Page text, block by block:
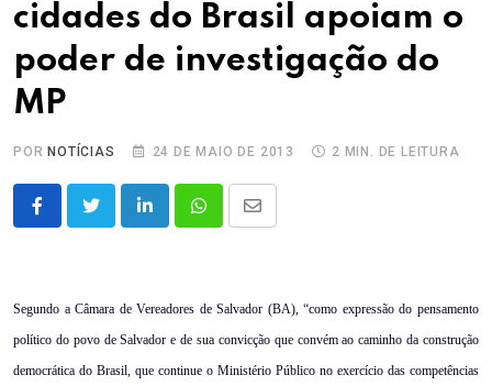
cidades do Brasil apoiam o
poder de investigação do
MP
POR NOTÍCIAS 24 DE MAIO DE 2013 2 MIN. DE LEITURA
LinkedInWhatsappShare
Segundo a Câmara de Vereadores de Salvador (BA), “como expressão do pensamento
político do povo de Salvador e de sua convicção que convém ao caminho da construção
democrática do Brasil, que continue o Ministério Público no exercício das competências